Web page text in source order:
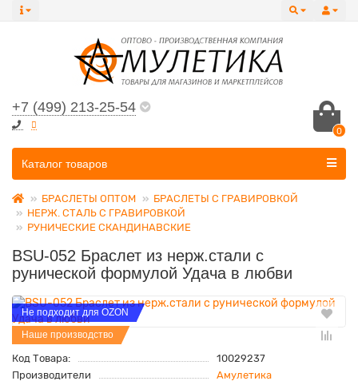
+7 (499) 213-25-54
0
Все категории
Каталог товаров
БРАСЛЕТЫ ОПТОМ
БРАСЛЕТЫ С ГРАВИРОВКОЙ
НЕРЖ. СТАЛЬ С ГРАВИРОВКОЙ
РУНИЧЕСКИЕ СКАНДИНАВСКИЕ
BSU-052 Браслет из нерж.стали c
рунической формулой Удача в любви
Не подходит для OZON
Наше производство
Код Товара:
10029237
Производители
Амулетика